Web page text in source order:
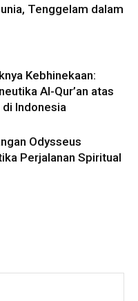
Tenggelam dalam
Kebhinekaan:
Al-Qur’an atas
Indonesia
Odysseus
Perjalanan Spiritual